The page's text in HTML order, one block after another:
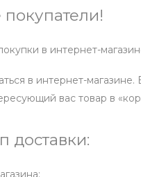
в интернет-
в интернет-
вас товар в
доставки: